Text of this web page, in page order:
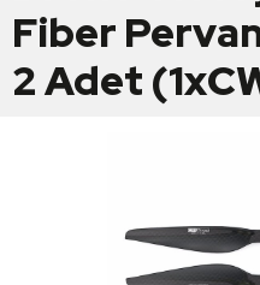
Fiber
2 Adet